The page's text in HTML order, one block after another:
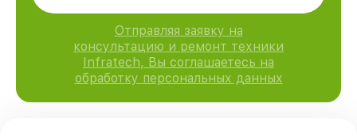
Отправляя заявку на
консультацию и ремонт техники
Infratech, Вы соглашаетесь на
обработку персональных данных